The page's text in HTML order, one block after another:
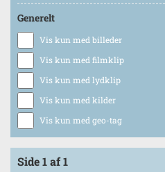
Generelt
Vis kun med billeder
Vis kun med filmklip
Vis kun med lydklip
Vis kun med kilder
Vis kun med geo-tag
Side 1 af 1